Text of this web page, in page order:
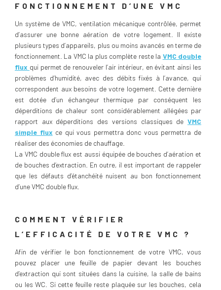
FONCTIONNEMENT D’UNE VMC
Un système de VMC, ventilation mécanique contrôlée, permet
d’assurer une bonne aération de votre logement. Il existe
plusieurs types d’appareils, plus ou moins avancés en terme de
fonctionnement. La VMC la plus complète reste la VMC double
flux qui permet de renouveler l’air intérieur, en évitant ainsi les
problèmes d’humidité, avec des débits fixés à l’avance, qui
correspondent aux besoins de votre logement. Cette dernière
est dotée d’un échangeur thermique par conséquent les
déperditions de chaleur sont considérablement allégées par
rapport aux déperditions des versions classiques de VMC
simple flux ce qui vous permettra donc vous permettra de
réaliser des économies de chauffage.
La VMC double flux est aussi équipée de bouches d’aération et
de bouches d’extraction. En outre, il est important de rappeler
que les défauts d’étanchéité nuisent au bon fonctionnement
d’une VMC double flux.
COMMENT VÉRIFIER
L’EFFICACITÉ DE VOTRE VMC ?
Afin de vérifier le bon fonctionnement de votre VMC, vous
pouvez placer une feuille de papier devant les bouches
d’extraction qui sont situées dans la cuisine, la salle de bains
ou les WC. Si cette feuille reste plaquée sur les bouches, cela